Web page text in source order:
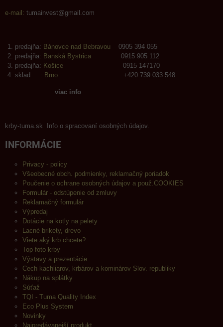
e-mail: tumainvest@gmail.com
predajňa: Bánovce nad Bebravou 0905 394 055
predajňa: Banská Bystrica 0915 905 112
predajňa: Košice 0915 147170
sklad : Brno +420 739 033 548
viac info
krby-tuma.sk Info o spracovaní osobných údajov.
INFORMÁCIE
Privacy - policy
Všeobecné obch. podmienky, reklamačný poriadok
Poučenie o ochrane osobných údajov a použ.COOKIES
Formulár - odstúpenie od zmluvy
Reklamačný formulár
Výpredaj
Dotácie na kotly na pelety
Lacné brikety, drevo
Viete aký krb chcete?
Top foto krby
Výstavy a prezentácie
Cech kachliarov, krbárov a kominárov Slov. republiky
Nákup na splátky
Súťaž
TQI - Tuma Quality Index
Eco Plus System
Novinky
Najpredávanejší produkt